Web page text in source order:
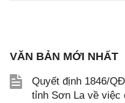
VĂN BẢN MỚI NHẤT
Quyết định 1846/
tỉnh Sơn La về việc